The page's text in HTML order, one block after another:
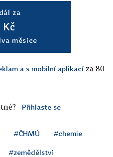
za
Kč
měsíce
a s mobilní aplikací za 80
Přihlaste se
#ČHMÚ #chemie
#zemědělství